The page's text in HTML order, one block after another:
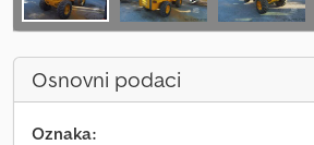
Osnovni podaci
Oznaka: